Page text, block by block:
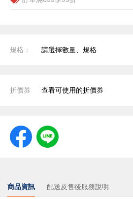
規格： 請選擇數量、規格
折價券 查看可使用的折價券
商品資訊 配送及售後服務說明